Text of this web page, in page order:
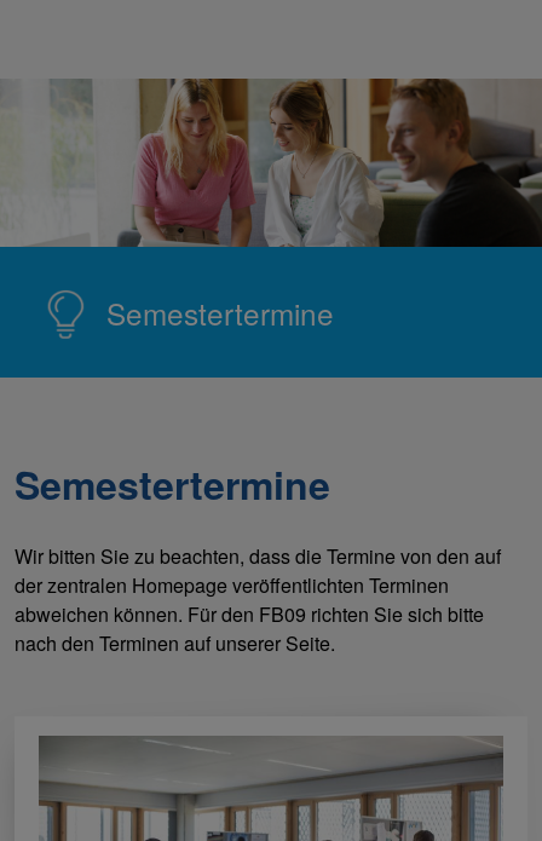
Semestertermine
Semestertermine
Wir bitten Sie zu beachten, dass die Termine von den auf
der zentralen Homepage veröffentlichten Terminen
abweichen können. Für den FB09 richten Sie sich bitte
nach den Terminen auf unserer Seite.